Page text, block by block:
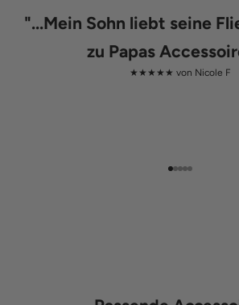
"...Mein Sohn liebt seine
zu Papas
★★★★★ von Nicole F
Gehe zu
Gehe zu
Gehe zu
Gehe zu
Gehe zu